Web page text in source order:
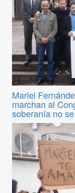
Mariel
marchan al
soberanía no